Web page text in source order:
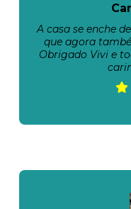
A casa se enche
que agora
Obrigado Vivi e